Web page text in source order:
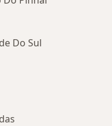
Do Sul